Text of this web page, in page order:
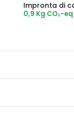
Impronta di
0,9 Kg CO₂-eq